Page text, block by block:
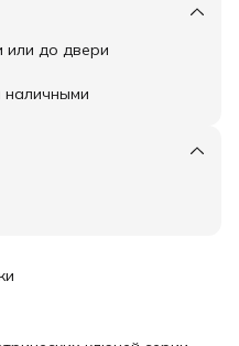
или до двери